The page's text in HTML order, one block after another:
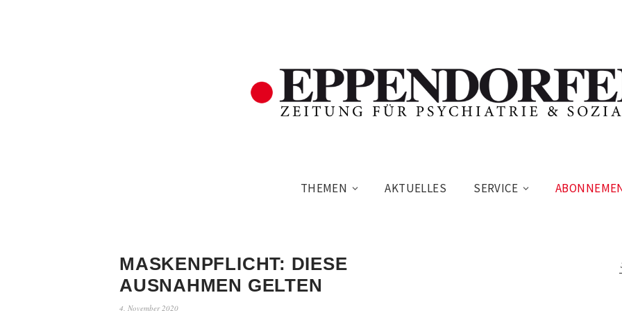
THEMEN AKTUELLES SERVICE
MASKENPFLICHT: DIESE
AUSNAHMEN GELTEN
4. November 2020